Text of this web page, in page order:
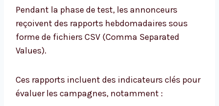
Pendant la phase de test, les annonceurs
reçoivent des rapports hebdomadaires sous
forme de fichiers CSV (Comma Separated
Values).
Ces rapports incluent des indicateurs clés pour
évaluer les campagnes, notamment :